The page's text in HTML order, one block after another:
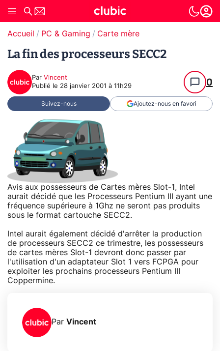
Accueil PC & Gaming Carte mère
La fin des processeurs SECC2
Par Vincent
Publié le 28 janvier 2001 à 11h29 0
Suivez-nous Ajoutez-nous en favori
Avis aux possesseurs de Cartes mères Slot-1, Intel
aurait décidé que les Processeurs Pentium III ayant une
fréquence supérieure à 1Ghz ne seront pas produits
sous le format cartouche SECC2.
Intel aurait également décidé d'arrêter la production
de processeurs SECC2 ce trimestre, les possesseurs
de cartes mères Slot-1 devront donc passer par
l'utilisation d'un adaptateur Slot 1 vers FCPGA pour
exploiter les prochains processeurs Pentium III
Coppermine.
Par Vincent